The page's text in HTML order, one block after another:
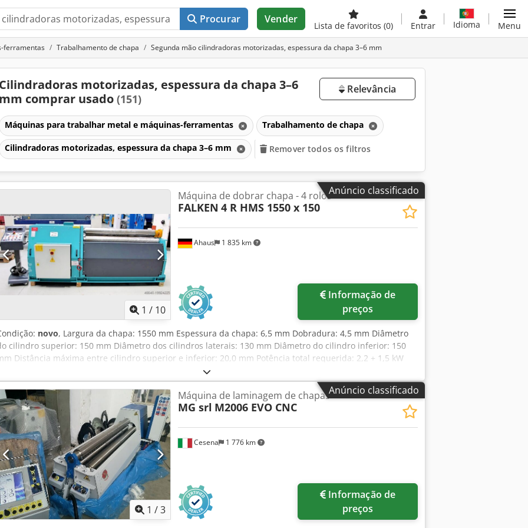
Procurar Vender
Lista de favoritos (0) Entrar Idioma Menu
ferramentas Trabalhamento de chapa Segunda mão cilindradoras motorizadas, espessura da chapa 3–6 mm
Cilindradoras motorizadas, espessura da chapa 3–6
mm comprar usado (151)
Relevância
Máquinas para trabalhar metal e máquinas-ferramentas Trabalhamento de chapa
Cilindradoras motorizadas, espessura da chapa 3–6 mm Remover todos os filtros
Anúncio classificado
1 / 10
Ahaus 1 835 km
Máquina de dobrar chapa - 4 rolos
FALKEN 4 R HMS 1550 x 150
preços
novo, Largura da chapa: 1550 mm Espessura da chapa: 6,5 mm Dobradura: 4,5 mm Diâmetro
cilindro superior: 150 mm Diâmetro dos cilindros laterais: 130 mm Diâmetro do cilindro inferior: 150
Distância máxima entre cilindro superior e inferior: 20,0 mm Potência total requerida: 2,2 + 1,5 kW
Peso da máquina: aprox. 2370 kg Dimensões (C x L x A): 3300 x 1150 x 1110 mm Máquina de exposição -
Nunca foi utilizada (!!) Preço especial sob consulta Equipamento: - Calandra de 4 rolos eletro-
hidráulica * Com cilindro superior e inferior motorizados * Construção soldada robusta - Área de
* Trabalhos leves e pesados em chapas (aço/alumínio/inox) - Ajuste eletro-hidráulico dos
inferior e laterais - Guiamento linear dos rolos laterais - Cilindro superior acionado por motor
robusto e redutor planetário - Console de operação móvel e independente - Rolos endurecidos
1050 (CK 45) e bombeados - Dispositivo para curvar cones - Indicação digital de posição em 3 eixos
ajuste preciso dos rolos - Mancal basculante eletro-hidráulico Crsdpfxexabkbo Ad Njf - Manual do
(PDF)
Anúncio classificado
1 /3
Cesena 1 776 km
Máquina de laminagem de chapas
MG srl M2006 EVO CNC
preços